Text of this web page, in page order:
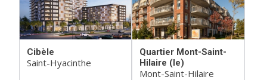
Cibèle
Saint-Hyacinthe
Quartier Mont-Saint-
Hilaire (le)
Mont-Saint-Hilaire